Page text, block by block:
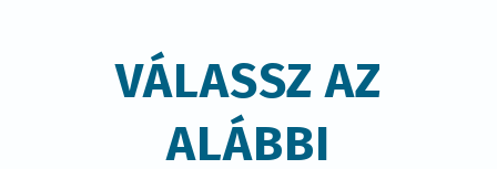
„Az ügyféltörődés 5 alappillére” könyv
1 példánya
+ 6 szakmai, támogató levél: